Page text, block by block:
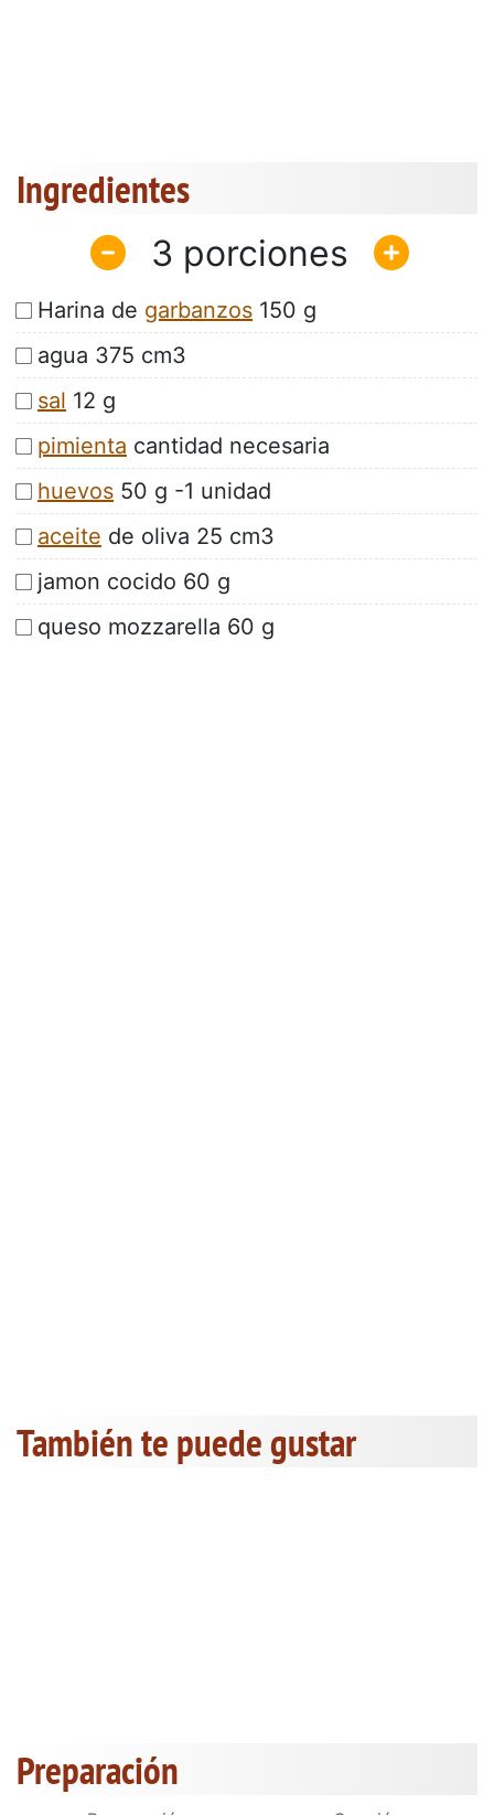
Ingredientes
3
Harina de garbanzos 150 g
agua 375 cm3
sal 12 g
pimienta cantidad necesaria
huevos 50 g -1 unidad
aceite de oliva 25 cm3
jamon cocido 60 g
queso mozzarella 60 g
También te puede gustar
Preparación